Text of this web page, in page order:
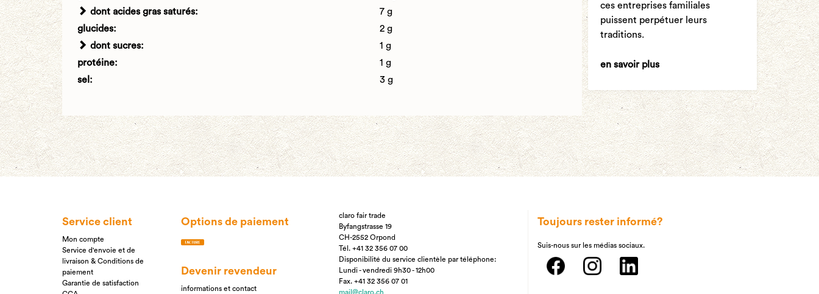
dont acides gras saturés:
7 g
glucides:
2 g
dont sucres:
1 g
protéine:
1 g
sel:
3 g
ces entreprises familiales
puissent perpétuer leurs
traditions.
en savoir plus
Service client
Mon compte
Service d'envoie et de
livraison & Conditions de
paiement
Garantie de satisfaction
Options de paiement
Devenir revendeur
informations et contact
claro fair trade
Byfangstrasse 19
CH-2552 Orpond
Tél. +41 32 356 07 00
Disponibilité du service clientèle par téléphone:
Lundi - vendredi 9h30 - 12h00
Fax. +41 32 356 07 01
mail@claro.ch
Toujours rester informé?
Suis-nous sur les médias sociaux.